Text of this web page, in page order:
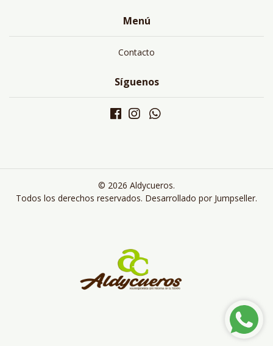
Menú
Contacto
Síguenos
© 2026 Aldycueros.
Todos los derechos reservados. Desarrollado por Jumpseller.